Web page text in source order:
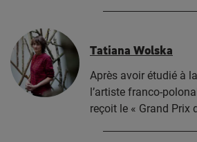
Tatiana Wolska
Après avoir étudié à
l’artiste franco-
reçoit le « Grand Prix